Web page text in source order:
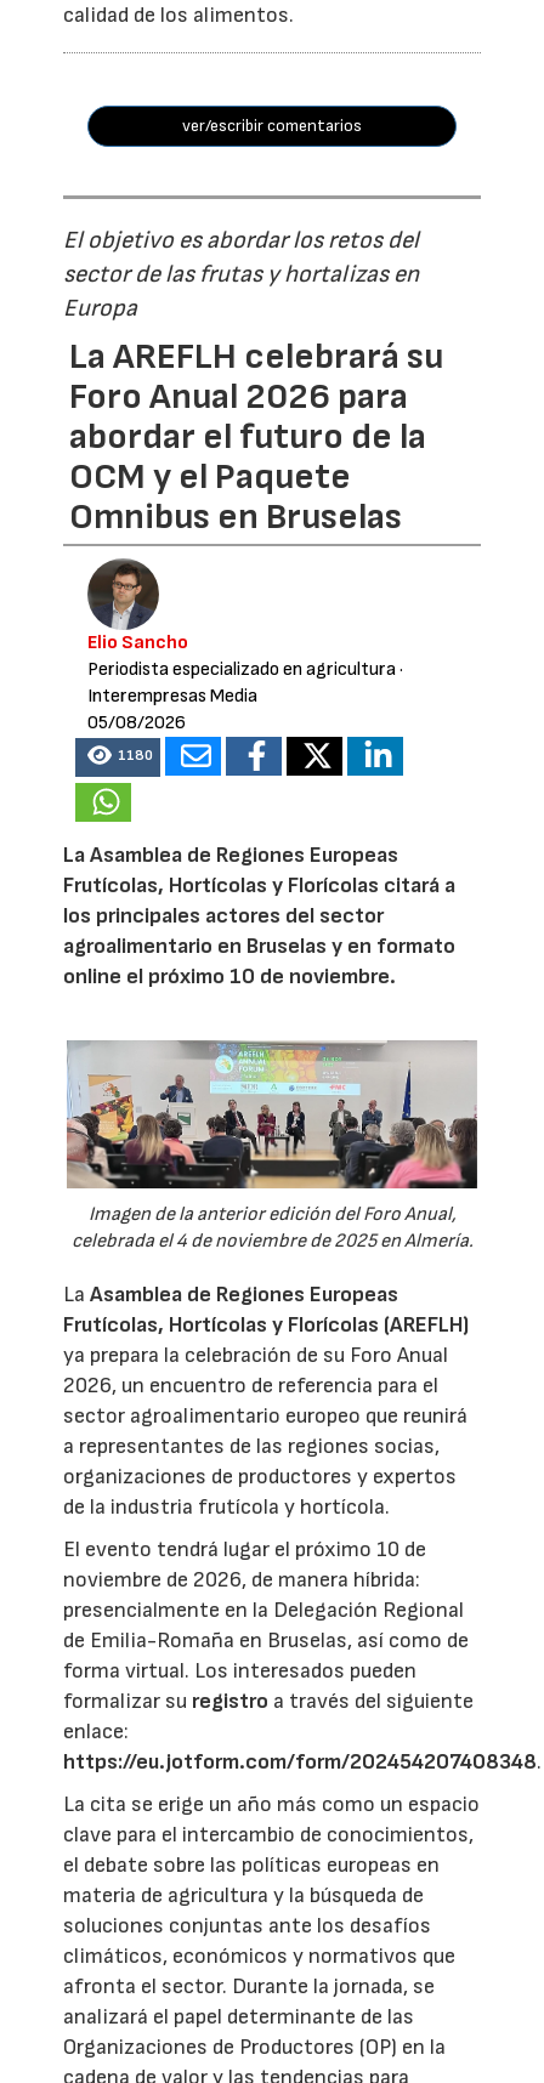
calidad de los alimentos.
ver/escribir comentarios
El objetivo es abordar los retos del
sector de las frutas y hortalizas en
Europa
La AREFLH celebrará su
Foro Anual 2026 para
abordar el futuro de la
OCM y el Paquete
Omnibus en Bruselas
Elio Sancho
Periodista especializado en agricultura·
Interempresas Media
05/08/2026
1180
La Asamblea de Regiones Europeas
Frutícolas, Hortícolas y Florícolas citará a
los principales actores del sector
agroalimentario en Bruselas y en formato
online el próximo 10 de noviembre.
Imagen de la anterior edición del Foro Anual,
celebrada el 4 de noviembre de 2025 en Almería.
LaAsamblea de Regiones Europeas
Frutícolas, Hortícolas y Florícolas (AREFLH)
ya prepara la celebración de su Foro Anual
2026, un encuentro de referencia para el
sector agroalimentario europeo que reunirá
a representantes de las regiones socias,
organizaciones de productores y expertos
de la industria frutícola y hortícola.
El evento tendrá lugar el próximo 10 de
noviembre de 2026, de manera híbrida:
presencialmente en la Delegación Regional
de Emilia-Romaña en Bruselas, así como de
forma virtual. Los interesados pueden
formalizar su registro a través del siguiente
enlace:
https://eu.jotform.com/form/202454207408348.
La cita se erige un año más como un espacio
clave para el intercambio de conocimientos,
el debate sobre las políticas europeas en
materia de agricultura y la búsqueda de
soluciones conjuntas ante los desafíos
climáticos, económicos y normativos que
afronta el sector. Durante la jornada, se
analizará el papel determinante de las
Organizaciones de Productores (OP) en la